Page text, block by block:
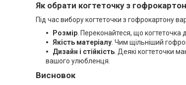
Як обрати когтеточку з
Під час вибору когтеточки з гофрокартону
Розмір . Переконайтеся, що когтеточка
Якість матеріалу . Чим щільніший
Дизайн і стійкість . Деякі когтеточки
вашого улюбленця.
Висновок